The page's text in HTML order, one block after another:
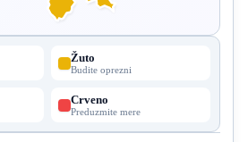
Žuto
Budite oprezni
Crveno
Preduzmite mere